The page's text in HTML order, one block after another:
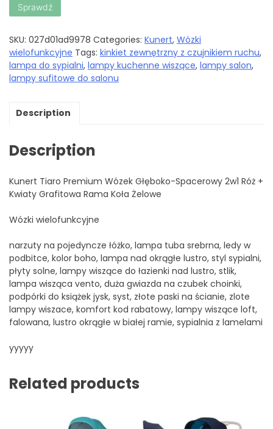
Sprawdź
SKU: 027d01ad9978 Categories: Kunert, Wózki
wielofunkcyjne Tags: kinkiet zewnętrzny z czujnikiem ruchu,
lampa do sypialni, lampy kuchenne wiszące, lampy salon,
lampy sufitowe do salonu
Description
Description
Kunert Tiaro Premium Wózek Głęboko-Spacerowy 2w1 Róż +
Kwiaty Grafitowa Rama Koła Żelowe
Wózki wielofunkcyjne
narzuty na pojedyncze łóżko, lampa tuba srebrna, ledy w
podbitce, kolor boho, lampa nad okrągłe lustro, styl sypialni,
płyty solne, lampy wiszące do łazienki nad lustro, stlik,
lampa wisząca vento, duża gwiazda na czubek choinki,
podpórki do książek jysk, syst, złote paski na ścianie, zlote
lampy wiszace, komfort kod rabatowy, lampy wiszące loft,
falowana, lustro okrągłe w białej ramie, sypialnia z lamelami
yyyyy
Related products